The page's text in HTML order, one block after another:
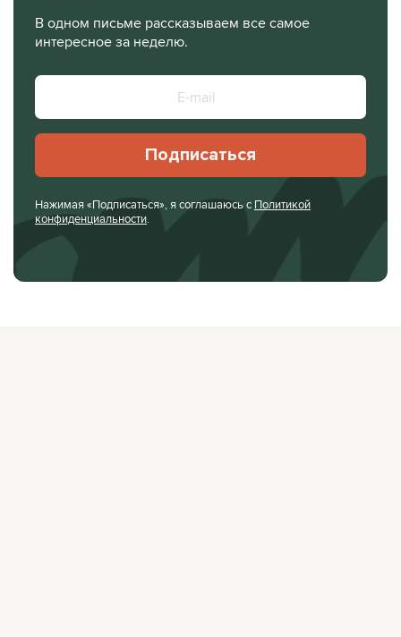
В одном письме рассказываем все самое
интересное за неделю.
Подписаться
Нажимая «Подписаться», я соглашаюсь с Политикой
конфиденциальности.